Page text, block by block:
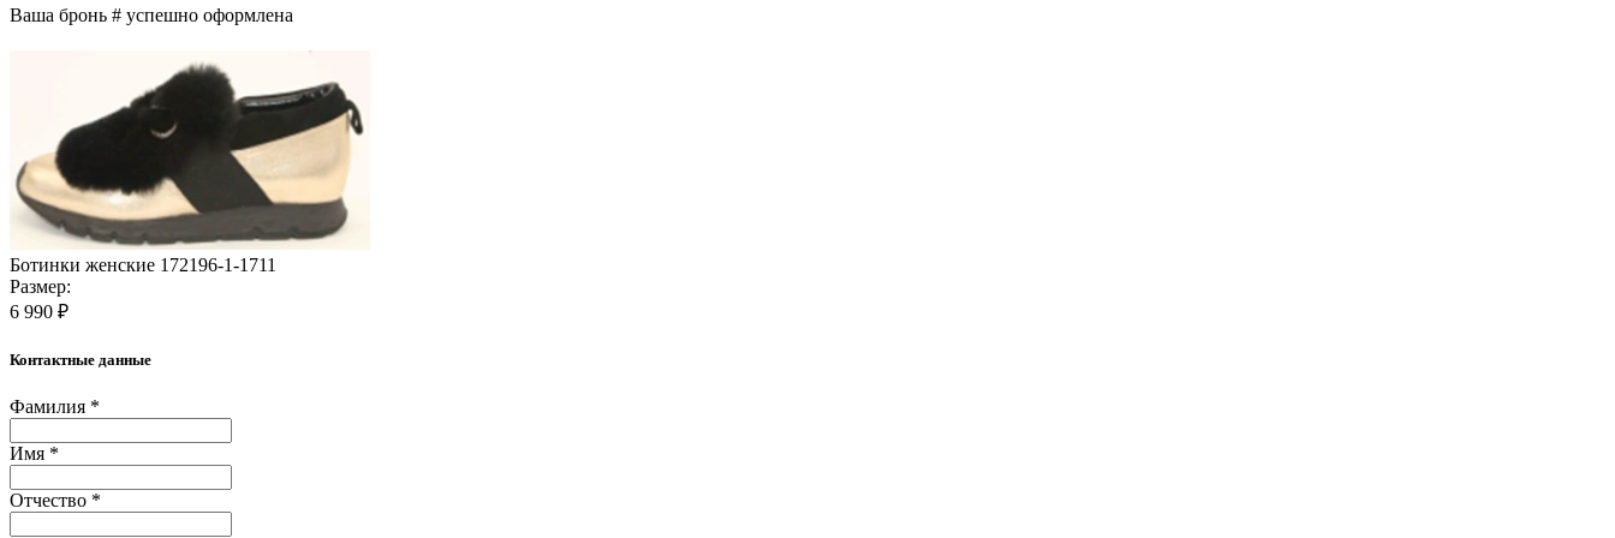
Ваша бронь # успешно оформлена
Ботинки женские 172196-1-1711
Размер:
6 990 ₽
Контактные данные
Фамилия *
Имя *
Отчество *